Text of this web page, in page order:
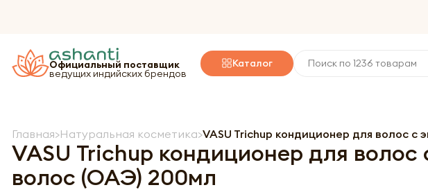
Официальный поставщик
ведущих индийских брендов
Каталог
Главная Натуральная косметика VASU Trichup кондиционер для волос
VASU Trichup кондиционер для
волос (ОАЭ) 200мл